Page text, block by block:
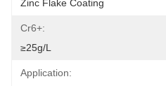
Zinc Flake Coating
Cr6+:
≥25g/L
Application: